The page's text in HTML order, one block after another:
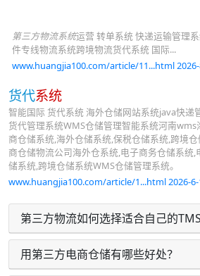
第三方物流系统运营 转单系统 快递运输管理
件专线物流系统跨境物流货代系统 国际...
www.huangjia100.com/article/11...html 2026-
货代系统
智能国际 货代系统 海外仓储网站系统java快递
货代管理系统WMS仓储管理智能系统河南
商仓储系统,海外仓储系统,保税仓储系统,跨境
商仓储物流公司海外仓系统,电子商务仓储系统,
储系统,跨境仓储系统WMS仓储管理系统。
www.huangjia100.com/article/1...html 2026-
第三方物流如何选择适合自己的
用第三方电商仓储有哪些好处？